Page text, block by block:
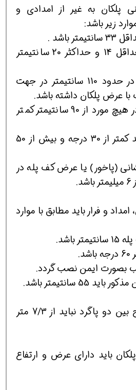
فنی پلکان به غیر از امدادی و
زیر باشد:
باشد .
ب ـ ارتفاع پله باید حداقل 14 و حداکثر 20 سانتیمتر
ج ـ عرض پاگرد باید در حدود 110 سانتیمتر در جهت
با عرض پلکان داشته باشد.
دـعرض‌پلکان‌ها نباید در هیچ ‌مورد از 90 سانتیمتر کمتر
هـ ـ شیب راه پله نباید کمتر از 30 درجه و بیش از 50
(پاخور) یا عرض کف پله در
امداد و فرار باید مطابق با موارد
بصورت ایمن نصب گردد.
سانتیمتر باشد.
ماده 28ـ اختلاف سطح بین دو پاگرد نباید از 7/3 متر
پلکان باید دارای عرض و ارتفاع